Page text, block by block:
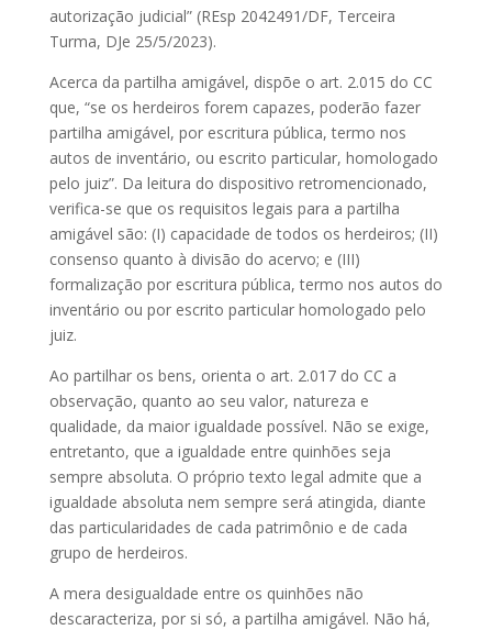
autorização judicial” (REsp 2042491/DF, Terceira
Turma, DJe 25/5/2023).
Acerca da partilha amigável, dispõe o art. 2.015 do CC
que, “se os herdeiros forem capazes, poderão fazer
partilha amigável, por escritura pública, termo nos
autos de inventário, ou escrito particular, homologado
pelo juiz”. Da leitura do dispositivo retromencionado,
verifica-se que os requisitos legais para a partilha
amigável são: (I) capacidade de todos os herdeiros; (II)
consenso quanto à divisão do acervo; e (III)
formalização por escritura pública, termo nos autos do
inventário ou por escrito particular homologado pelo
juiz.
Ao partilhar os bens, orienta o art. 2.017 do CC a
observação, quanto ao seu valor, natureza e
qualidade, da maior igualdade possível. Não se exige,
entretanto, que a igualdade entre quinhões seja
sempre absoluta. O próprio texto legal admite que a
igualdade absoluta nem sempre será atingida, diante
das particularidades de cada patrimônio e de cada
grupo de herdeiros.
A mera desigualdade entre os quinhões não
descaracteriza, por si só, a partilha amigável. Não há,